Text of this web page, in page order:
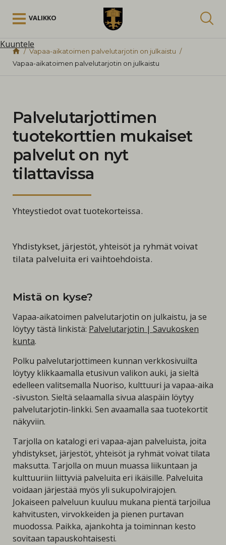
VALIKKO
Kuuntele
Vapaa-aikatoimen palvelutarjotin on julkaistu
Vapaa-aikatoimen palvelutarjotin on julkaistu
Palvelutarjottimen
tuotekorttien mukaiset
palvelut on nyt
tilattavissa
Yhteystiedot ovat tuotekorteissa.
Yhdistykset, järjestöt, yhteisöt ja ryhmät voivat
tilata palveluita eri vaihtoehdoista.
Mistä on kyse?
Vapaa-aikatoimen palvelutarjotin on julkaistu, ja se
löytyy tästä linkistä: Palvelutarjotin | Savukosken
kunta.
Polku palvelutarjottimeen kunnan verkkosivuilta
löytyy klikkaamalla etusivun valikon auki, ja sieltä
edelleen valitsemalla Nuoriso, kulttuuri ja vapaa-aika
-sivuston. Sieltä selaamalla sivua alaspäin löytyy
palvelutarjotin-linkki. Sen avaamalla saa tuotekortit
näkyviin.
Tarjolla on katalogi eri vapaa-ajan palveluista, joita
yhdistykset, järjestöt, yhteisöt ja ryhmät voivat tilata
maksutta. Tarjolla on muun muassa liikuntaan ja
kulttuuriin liittyviä palveluita eri ikäisille. Palveluita
voidaan järjestää myös yli sukupolvirajojen.
Jokaiseen palveluun kuuluu mukana pientä tarjoilua
kahvitusten, virvokkeiden ja pienen purtavan
muodossa. Paikka, ajankohta ja toiminnan kesto
sovitaan tapauskohtaisesti.